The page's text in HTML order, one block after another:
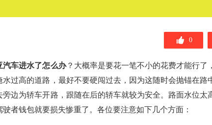
0
汽车进水了怎么办？大概率是要花一笔不小的花费才能行了
过高的道路，最好不要硬闯过去，因为这随时会抛锚在路
边为轿车开路，跟随在后的轿车就较为安全。路面水位太
者钱包就要损失惨重了。各位要注意如下几个方面：